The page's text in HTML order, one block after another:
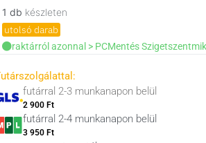
1 db készleten
utolsó darab
raktárról azonnal > PCMentés
futárral 2-3 munkanapon belül
2 900 Ft
futárral 2-4 munkanapon belül
3 950 Ft